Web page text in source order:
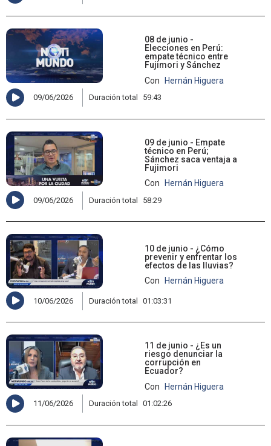
08 de junio -
Elecciones en Perú:
empate técnico entre
Fujimori y Sánchez
Con
Hernán Higuera
09/06/2026 Duración total 59:43
09 de junio - Empate
técnico en Perú;
Sánchez saca ventaja a
Fujimori
Con
Hernán Higuera
09/06/2026 Duración total 58:29
10 de junio - ¿Cómo
prevenir y enfrentar los
efectos de las lluvias?
Con
Hernán Higuera
10/06/2026 Duración total 01:03:31
11 de junio - ¿Es un
riesgo denunciar la
corrupción en
Ecuador?
Con
Hernán Higuera
11/06/2026 Duración total 01:02:26